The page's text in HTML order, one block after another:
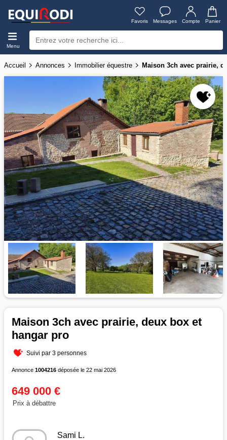
Favoris Messages Compte Panier
Menu
Accueil Annonces Immobilier équestre Maison 3ch avec prairie,
Maison 3ch avec prairie, deux box et
hangar pro
Suivi par 3 personnes
Annonce 1004216 déposée le 22 mai 2026
649 000 €
Prix à débattre
Sami L.